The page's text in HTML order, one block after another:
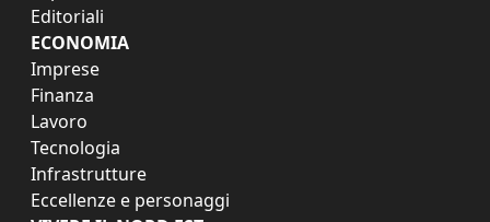
Editoriali
ECONOMIA
Imprese
Finanza
Lavoro
Tecnologia
Infrastrutture
Eccellenze e personaggi